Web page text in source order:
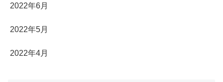
2022年6月
2022年5月
2022年4月